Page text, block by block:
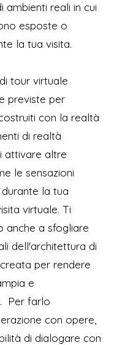
ambienti reali in cui
esposte o
la tua visita.
tour virtuale
previste per
con la realtà
di realtà
attivare altre
le sensazioni
la tua
virtuale. Ti
anche a sfogliare
dell'architettura di
per rendere
e
Per farlo
con opere,
di dialogare con